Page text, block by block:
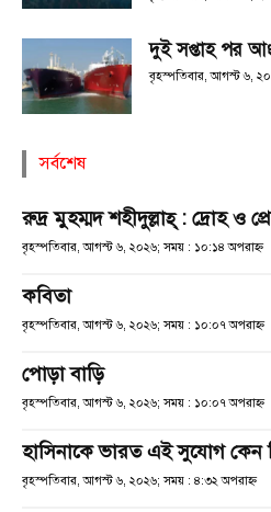
দুই সপ্তাহ পর
বৃহস্পতিবার, আগস্ট ৬,
সর্বশেষ
রুদ্র মুহম্মদ শহীদুল্লাহ্ : দ্রোহ ও
বৃহস্পতিবার, আগস্ট ৬, ২০২৬; সময় : ১০:১৪ অপরাহ্ণ
কবিতা
বৃহস্পতিবার, আগস্ট ৬, ২০২৬; সময় : ১০:০৭ অপরাহ্ণ
পোড়া বাড়ি
বৃহস্পতিবার, আগস্ট ৬, ২০২৬; সময় : ১০:০৭ অপরাহ্ণ
হাসিনাকে ভারত এই সুযোগ কেন
বৃহস্পতিবার, আগস্ট ৬, ২০২৬; সময় : ৪:৩২ অপরাহ্ণ